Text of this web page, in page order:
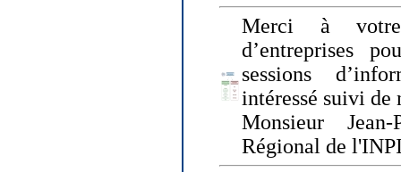
Merci à
d’entreprises
sessions
intéressé suivi de
Monsieur
Régional de